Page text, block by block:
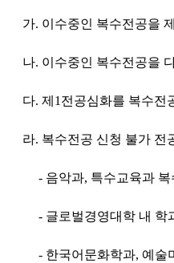
가. 이수중인 복수전공을
나. 이수중인 복수전공을
다. 제1전공심화를 복수전
라. 복수전공 신청 불가 전
- 음악과, 특수교육과 복
- 글로벌경영대학 내 학
- 한국어문화학과, 예술